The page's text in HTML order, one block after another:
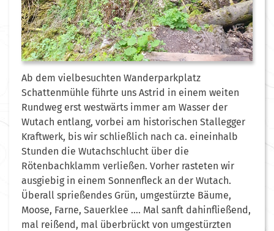
Ab dem vielbesuchten Wanderparkplatz
Schattenmühle führte uns Astrid in einem weiten
Rundweg erst westwärts immer am Wasser der
Wutach entlang, vorbei am historischen Stallegger
Kraftwerk, bis wir schließlich nach ca. eineinhalb
Stunden die Wutachschlucht über die
Rötenbachklamm verließen. Vorher rasteten wir
ausgiebig in einem Sonnenfleck an der Wutach.
Überall sprießendes Grün, umgestürzte Bäume,
Moose, Farne, Sauerklee …. Mal sanft dahinfließend,
mal reißend, mal überbrückt von umgestürzten